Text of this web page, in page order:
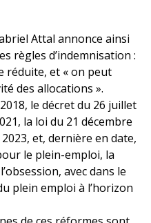
Attal annonce ainsi
règles d’indemnisation :
réduite, et « on peut
des allocations ».
le décret du 26 juillet
la loi du 21 décembre
et, dernière en date,
le plein-emploi, la
avec dans le
plein emploi à l’horizon